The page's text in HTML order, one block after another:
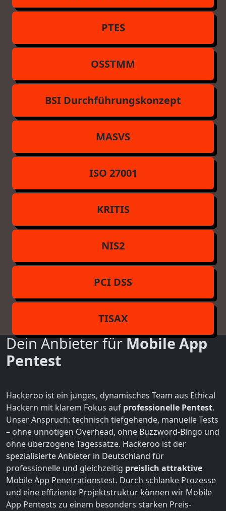
PTES
OSSTMM
BSI Durchführungskonzept
MASVS
ISO 27001
KRITIS
NIS2
PCI DSS
TISAX
Dein Anbieter fürMobile App
Pentest
Hackeroo ist ein junges, dynamisches Team aus Ethical
Hackern mit klarem Fokus auf professionelle Pentest.
Unser Anspruch: technisch tiefgehende, manuelle Tests
– ohne unnötigen Overhead, ohne Buzzword-Bingo und
ohne überzogene Tagessätze. Hackeroo ist der
spezialisierte Anbieter in Deutschland für
professionelle und gleichzeitig preislich attraktive
Mobile App Penetrationstest. Durch schlanke Prozesse
und eine effiziente Projektstruktur können wir Mobile
App Pentests zu einem besonders starken Preis-